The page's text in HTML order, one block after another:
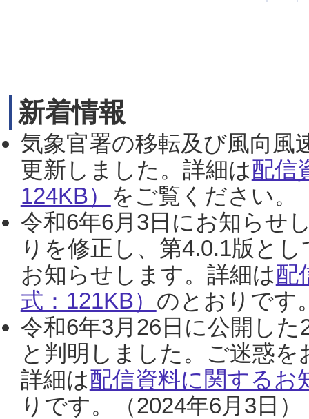
新着情報
気象官署の移転及び風向風
更新しました。詳細は配信
124KB） をご覧ください。
令和6年6月3日にお知らせ
りを修正し、第4.0.1版と
お知らせします。詳細は配
式：121KB） のとおりです
令和6年3月26日に公開し
と判明しました。ご迷惑
詳細は配信資料に関するお
りです。（2024年6月3日）